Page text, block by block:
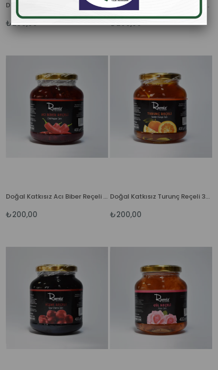
Doğal Katkısız Domates Reçeli 380 gr.
₺200,00
Doğal Katkısız Nar Reçeli 380 gr.
₺200,00
Doğal Katkısız Acı Biber Reçeli 380 gr.
₺200,00
Doğal Katkısız Turunç Reçeli 380 gr.
₺200,00